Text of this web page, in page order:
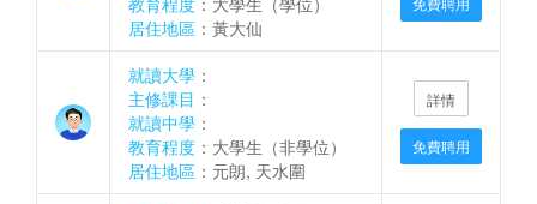
居住地區 ：黃大仙
就讀大學 ：
主修課目 ：
就讀中學 ：
教育程度 ：大學生（非學位）
居住地區 ：元朗, 天水圍
詳情
免費聘用